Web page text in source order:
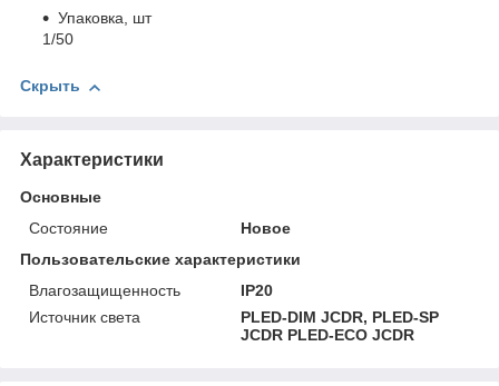
Упаковка, шт
1/50
Скрыть
Характеристики
Основные
Состояние
Новое
Пользовательские характеристики
Влагозащищенность
IP20
Источник света
PLED-DIM JCDR, PLED-SP
JCDR PLED-ECO JCDR